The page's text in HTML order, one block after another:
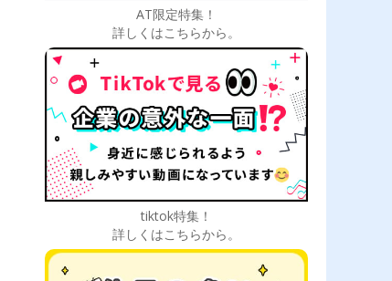
AT限定特集！
詳しくはこちらから。
tiktok特集！
詳しくはこちらから。